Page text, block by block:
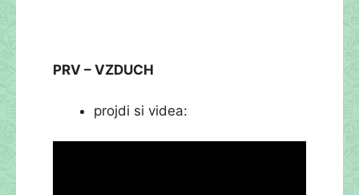
PRV – VZDUCH
projdi si videa: